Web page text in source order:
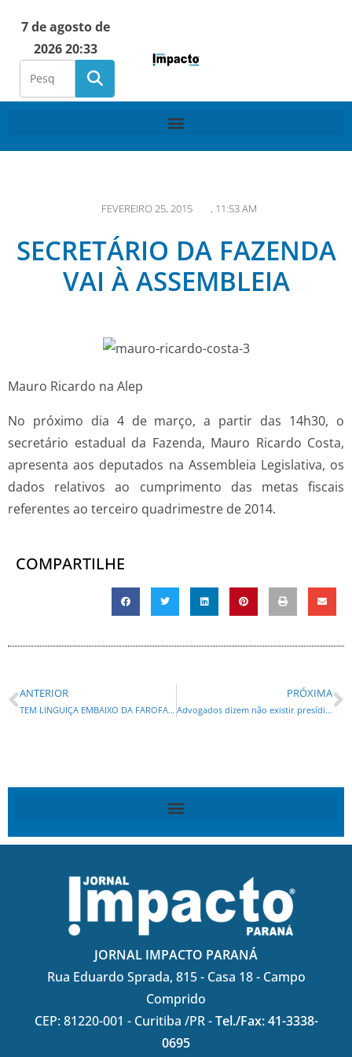
7 de agosto de
2026 20:33
FEVEREIRO 25, 2015 , 11:53 AM
SECRETÁRIO DA FAZENDA
VAI À ASSEMBLEIA
Mauro Ricardo na Alep
No próximo dia 4 de março, a partir das 14h30, o
secretário estadual da Fazenda, Mauro Ricardo Costa,
apresenta aos deputados na Assembleia Legislativa, os
dados relativos ao cumprimento das metas fiscais
referentes ao terceiro quadrimestre de 2014.
COMPARTILHE
ANTERIOR
TEM LINGUIÇA EMBAIXO DA FAROFA: rua liberada por Fruet é questionada por Chicareli
PRÓXIMA
Advogados dizem não existir presídio digno no Brasil
JORNAL IMPACTO PARANÁ
Rua Eduardo Sprada, 815 - Casa 18 - Campo
Comprido
CEP: 81220-001 - Curitiba /PR -Tel./Fax: 41-3338-
0695